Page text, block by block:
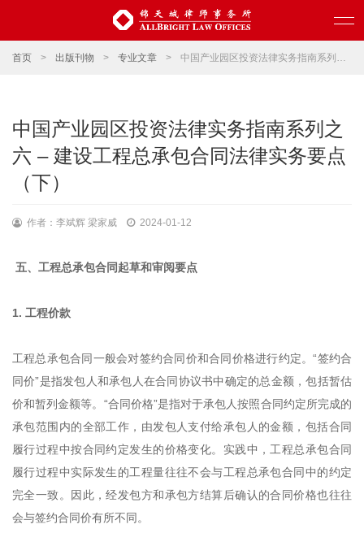
首页 > 出版刊物 > 专业文章 > 中国产业园区投资法律实务指南系列之六 – 建设工程总承包合同法律实务要点（下）
中国产业园区投资法律实务指南系列之
六 – 建设工程总承包合同法律实务要点
（下）
作者：李斌辉 梁家威 2024-01-12
五、工程总承包合同起草和审阅要点
1. 工程价款
工程总承包合同一般会对签约合同价和合同价格进行约定。“签约合
同价”是指发包人和承包人在合同协议书中确定的总金额，包括暂估
价和暂列金额等。“合同价格”是指对于承包人按照合同约定所完成的
承包范围内的全部工作，由发包人支付给承包人的金额，包括合同
履行过程中按合同约定发生的价格变化。实践中，工程总承包合同
履行过程中实际发生的工程量往往不会与工程总承包合同中的约定
完全一致。因此，经发包方和承包方结算后确认的合同价格也往往
会与签约合同价有所不同。